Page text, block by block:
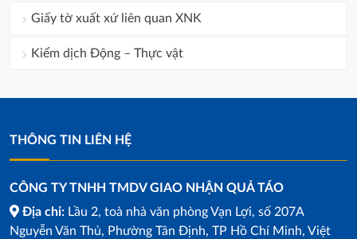
Giấy tờ xuất xứ liên quan XNK
Kiểm dịch Động – Thực vật
THÔNG TIN LIÊN HỆ
CÔNG TY TNHH TMDV GIAO NHẬN QUẢ TÁO
Địa chỉ: Lầu 2, toà nhà văn phòng Vạn Lợi, số 207A
Nguyễn Văn Thủ, Phường Tân Định, TP Hồ Chí Minh, Việt